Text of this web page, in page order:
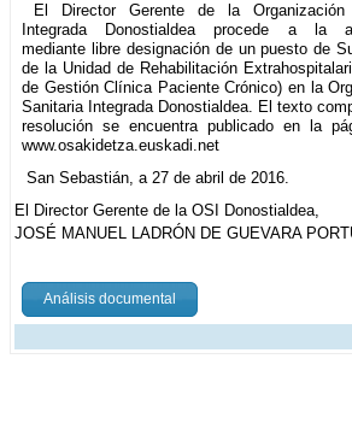
El Director Gerente de la Organización
Integrada Donostialdea procede a la
mediante libre designación de un puesto de
de la Unidad de Rehabilitación
de Gestión Clínica Paciente Crónico) en la
Sanitaria Integrada Donostialdea. El texto
resolución se encuentra publicado en la
www.osakidetza.euskadi.net
San Sebastián, a 27 de abril de 2016.
El Director Gerente de la OSI Donostialdea,
JOSÉ MANUEL LADRÓN DE GUEVARA
Análisis documental